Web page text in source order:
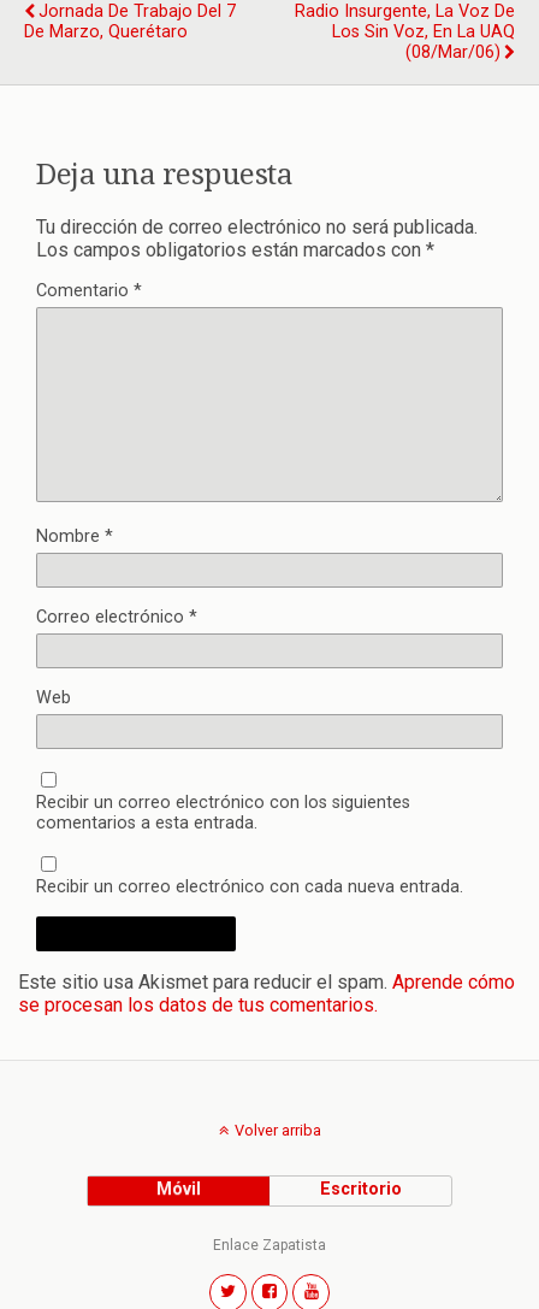
Jornada De Trabajo Del 7
De Marzo, Querétaro
Radio Insurgente, La Voz De
Los Sin Voz, En La UAQ
(08/mar/06)
Deja una respuesta
Tu dirección de correo electrónico no será publicada.
Los campos obligatorios están marcados con *
Comentario *
Nombre *
Correo electrónico *
Web
Recibir un correo electrónico con los siguientes
comentarios a esta entrada.
Recibir un correo electrónico con cada nueva entrada.
Este sitio usa Akismet para reducir el spam. Aprende cómo
se procesan los datos de tus comentarios.
Volver arriba
Móvil Escritorio
Enlace Zapatista